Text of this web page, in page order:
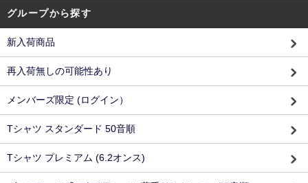
グループから探す
新入荷商品
再入荷無しの可能性あり
メンバーズ限定 (ログイン）
Tシャツ スタンダード 50音順
Tシャツ プレミアム (6.2オンス)